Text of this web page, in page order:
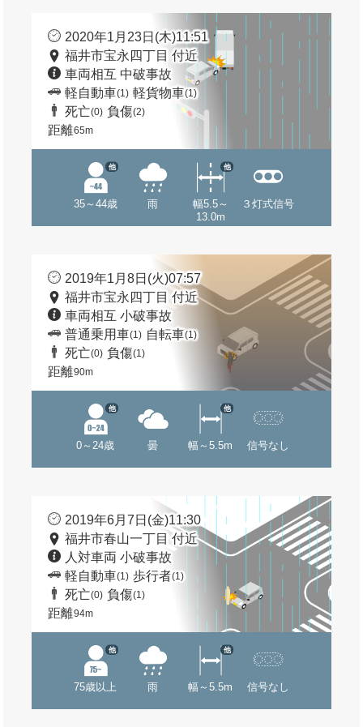
2020年1月23日(木)11:51
福井市宝永四丁目 付近
車両相互 中破事故
軽自動車(1) 軽貨物車(1)
死亡(0) 負傷(2)
距離65m
35～44歳
他
雨
幅5.5～
13.0m
他
３灯式信号
2019年1月8日(火)07:57
福井市宝永四丁目 付近
車両相互 小破事故
普通乗用車(1) 自転車(1)
死亡(0) 負傷(1)
距離90m
0～24歳
他
曇 幅～5.5m
他
信号なし
2019年6月7日(金)11:30
福井市春山一丁目 付近
人対車両 小破事故
軽自動車(1) 歩行者(1)
死亡(0) 負傷(1)
距離94m
75歳以上
他
雨 幅～5.5m
他
信号なし